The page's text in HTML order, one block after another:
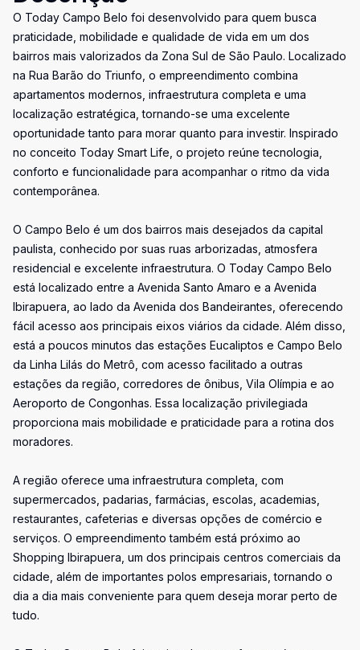
O Today Campo Belo foi desenvolvido para quem busca
praticidade, mobilidade e qualidade de vida em um dos
bairros mais valorizados da Zona Sul de São Paulo. Localizado
na Rua Barão do Triunfo, o empreendimento combina
apartamentos modernos, infraestrutura completa e uma
localização estratégica, tornando-se uma excelente
oportunidade tanto para morar quanto para investir. Inspirado
no conceito Today Smart Life, o projeto reúne tecnologia,
conforto e funcionalidade para acompanhar o ritmo da vida
contemporânea.
O Campo Belo é um dos bairros mais desejados da capital
paulista, conhecido por suas ruas arborizadas, atmosfera
residencial e excelente infraestrutura. O Today Campo Belo
está localizado entre a Avenida Santo Amaro e a Avenida
Ibirapuera, ao lado da Avenida dos Bandeirantes, oferecendo
fácil acesso aos principais eixos viários da cidade. Além disso,
está a poucos minutos das estações Eucaliptos e Campo Belo
da Linha Lilás do Metrô, com acesso facilitado a outras
estações da região, corredores de ônibus, Vila Olímpia e ao
Aeroporto de Congonhas. Essa localização privilegiada
proporciona mais mobilidade e praticidade para a rotina dos
moradores.
A região oferece uma infraestrutura completa, com
supermercados, padarias, farmácias, escolas, academias,
restaurantes, cafeterias e diversas opções de comércio e
serviços. O empreendimento também está próximo ao
Shopping Ibirapuera, um dos principais centros comerciais da
cidade, além de importantes polos empresariais, tornando o
dia a dia mais conveniente para quem deseja morar perto de
tudo.